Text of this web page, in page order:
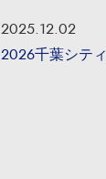
2025.12.02
2026千葉シテ